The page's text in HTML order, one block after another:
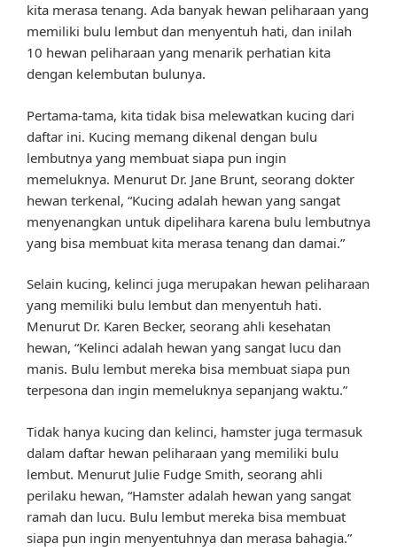
kita merasa tenang. Ada banyak hewan peliharaan yang
memiliki bulu lembut dan menyentuh hati, dan inilah
10 hewan peliharaan yang menarik perhatian kita
dengan kelembutan bulunya.
Pertama-tama, kita tidak bisa melewatkan kucing dari
daftar ini. Kucing memang dikenal dengan bulu
lembutnya yang membuat siapa pun ingin
memeluknya. Menurut Dr. Jane Brunt, seorang dokter
hewan terkenal, “Kucing adalah hewan yang sangat
menyenangkan untuk dipelihara karena bulu lembutnya
yang bisa membuat kita merasa tenang dan damai.”
Selain kucing, kelinci juga merupakan hewan peliharaan
yang memiliki bulu lembut dan menyentuh hati.
Menurut Dr. Karen Becker, seorang ahli kesehatan
hewan, “Kelinci adalah hewan yang sangat lucu dan
manis. Bulu lembut mereka bisa membuat siapa pun
terpesona dan ingin memeluknya sepanjang waktu.”
Tidak hanya kucing dan kelinci, hamster juga termasuk
dalam daftar hewan peliharaan yang memiliki bulu
lembut. Menurut Julie Fudge Smith, seorang ahli
perilaku hewan, “Hamster adalah hewan yang sangat
ramah dan lucu. Bulu lembut mereka bisa membuat
siapa pun ingin menyentuhnya dan merasa bahagia.”